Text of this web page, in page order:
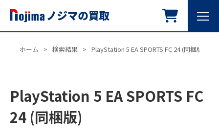
ホーム > 検索結果 > PlayStation 5 EA SPORTS FC 24 (同梱版)
PlayStation 5 EA SPORTS FC
24 (同梱版)